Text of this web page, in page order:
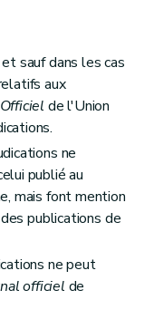
sauf dans les cas
aux
de l'Union
ne
publié au
mais font mention
publications de
ne peut
officiel de